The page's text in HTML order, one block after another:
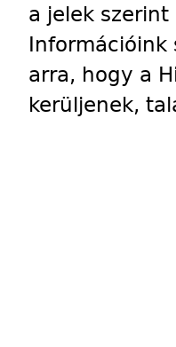
a jelek
Információink
arra, hogy a
kerüljenek,